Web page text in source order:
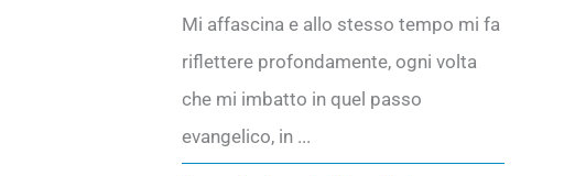
Mi affascina e allo stesso tempo mi fa
riflettere profondamente, ogni volta
che mi imbatto in quel passo
evangelico, in ...